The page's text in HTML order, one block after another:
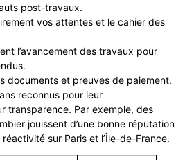
post-travaux.
vos attentes et le cahier des
l’avancement des travaux pour
documents et preuves de paiement.
reconnus pour leur
transparence. Par exemple, des
jouissent d’une bonne réputation
sur Paris et l’Île-de-France.